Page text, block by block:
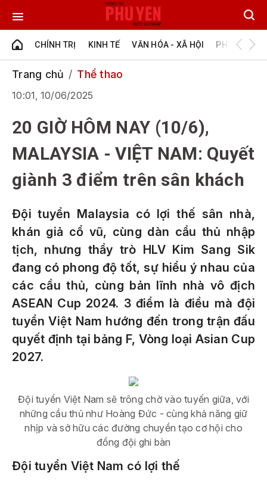
CHÍNH TRỊ KINH TẾ VĂN HÓA - XÃ HỘI PHÚ YÊN -
Trang chủ Thể thao
10:01, 10/06/2025
20 GIỜ HÔM NAY (10/6),
MALAYSIA - VIỆT NAM: Quyết
giành 3 điểm trên sân khách
Đội tuyển Malaysia có lợi thế sân nhà,
khán giả cổ vũ, cùng dàn cầu thủ nhập
tịch, nhưng thầy trò HLV Kim Sang Sik
đang có phong độ tốt, sự hiểu ý nhau của
các cầu thủ, cùng bản lĩnh nhà vô địch
ASEAN Cup 2024. 3 điểm là điều mà đội
tuyển Việt Nam hướng đến trong trận đấu
quyết định tại bảng F, Vòng loại Asian Cup
2027.
Đội tuyển Việt Nam sẽ trông chờ vào tuyến giữa, với
những cầu thủ như Hoàng Đức - cùng khả năng giữ
nhịp và sở hữu các đường chuyền tạo cơ hội cho
đồng đội ghi bàn
Đội tuyển Việt Nam có lợi thế